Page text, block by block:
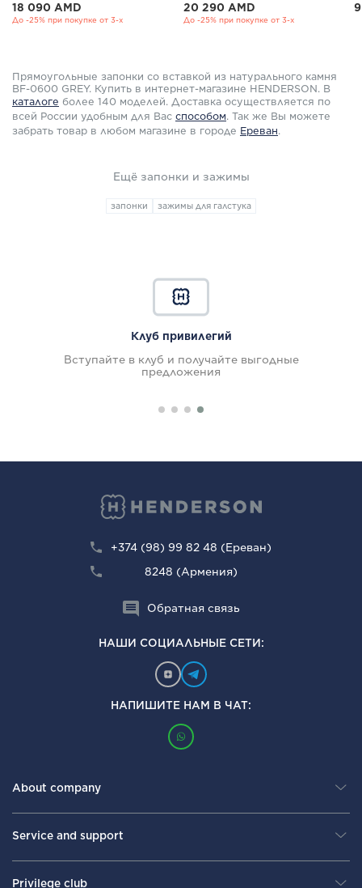
18 090 AMD
До -25% при покупке от 3-х
20 290 AMD
До -25% при покупке от 3-х
Прямоугольные запонки со вставкой из натурального камня
BF-0600 GREY. Купить в интернет-магазине HENDERSON. В
каталоге более 140 моделей. Доставка осуществляется по
всей России удобным для Вас способом. Так же Вы можете
забрать товар в любом магазине в городе Ереван.
Ещё запонки и зажимы
запонки зажимы для галстука
Клуб привилегий
Вступайте в клуб и получайте выгодные
предложения
+374 (98) 99 82 48 (Ереван)
8248 (Армения)
Обратная связь
НАШИ СОЦИАЛЬНЫЕ СЕТИ:
НАПИШИТЕ НАМ В ЧАТ:
About company
Service and support
Privilege club